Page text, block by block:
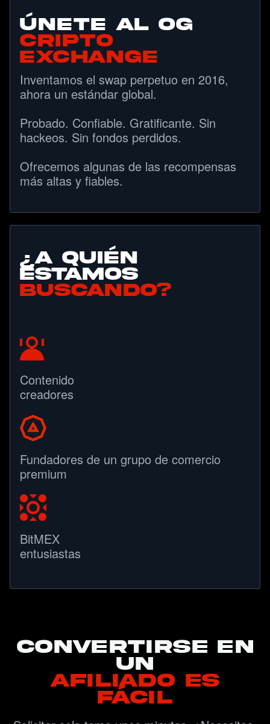
Únete al OG
CRIPTO
EXCHANGE
Inventamos el swap perpetuo en 2016,
ahora un estándar global.
Probado. Confiable. Gratificante. Sin
hackeos. Sin fondos perdidos.
Ofrecemos algunas de las recompensas
más altas y fiables.
¿A QUIÉN
ESTAMOS
BUSCANDO?
Contenido
creadores
Fundadores de un grupo de comercio
premium
BitMEX
entusiastas
convertirse en
un
afiliado es
fácil